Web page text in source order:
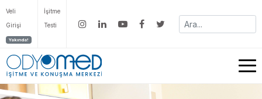
Veli
Girişi
Yakında!
İşitme
Testi